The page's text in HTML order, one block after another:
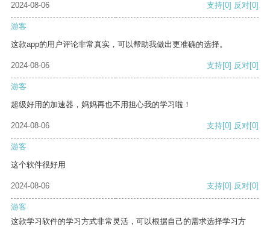
2024-08-06
支持[0] 反对[0]
游客
这款app的用户评论非常真实，可以帮助我做出更准确的选择。
2024-08-06 支持[0] 反对[0]
游客
超级好用的加速器，妈妈再也不用担心我的学习啦！
2024-08-06 支持[0] 反对[0]
游客
这个软件很好用
2024-08-06 支持[0] 反对[0]
游客
这款学习软件的学习方式非常灵活，可以根据自己的需求选择学习方